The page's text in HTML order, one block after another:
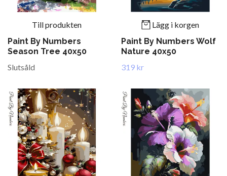
Till produkten
Paint By Numbers
Season Tree 40x50
Slutsåld
Lägg i korgen
Paint By Numbers Wolf
Nature 40x50
319 kr